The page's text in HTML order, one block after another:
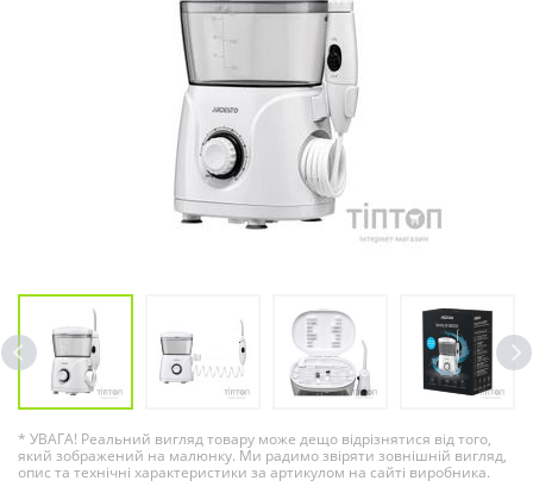
* УВАГА! Реальний вигляд товару може дещо відрізнятися від того,
який зображений на малюнку. Ми радимо звіряти зовнішній вигляд,
опис та технічні характеристики за артикулом на сайті виробника.